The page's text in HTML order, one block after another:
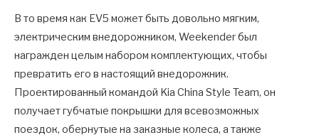
В то время как EV5 может быть довольно мягким,
электрическим внедорожником, Weekender был
награжден целым набором комплектующих, чтобы
превратить его в настоящий внедорожник.
Проектированный командой Kia China Style Team, он
получает губчатые покрышки для всевозможных
поездок, обернутые на заказные колеса, а также